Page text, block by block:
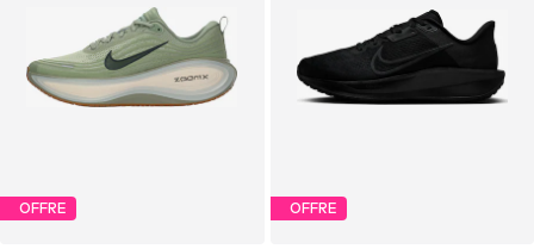
OFFRE OFFRE